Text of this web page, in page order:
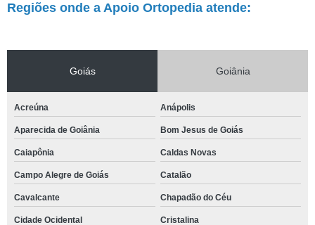
Regiões onde a Apoio Ortopedia atende:
Goiás Goiânia
Acreúna Anápolis
Aparecida de Goiânia Bom Jesus de Goiás
Caiapônia Caldas Novas
Campo Alegre de Goiás Catalão
Cavalcante Chapadão do Céu
Cidade Ocidental Cristalina